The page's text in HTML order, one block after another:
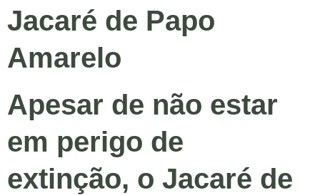
Jacaré de Papo
Amarelo
Apesar de não estar
em perigo de
extinção, o Jacaré de